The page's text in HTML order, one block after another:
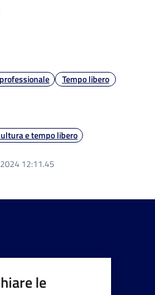
Tempo libero
e tempo libero
12:11.45
le